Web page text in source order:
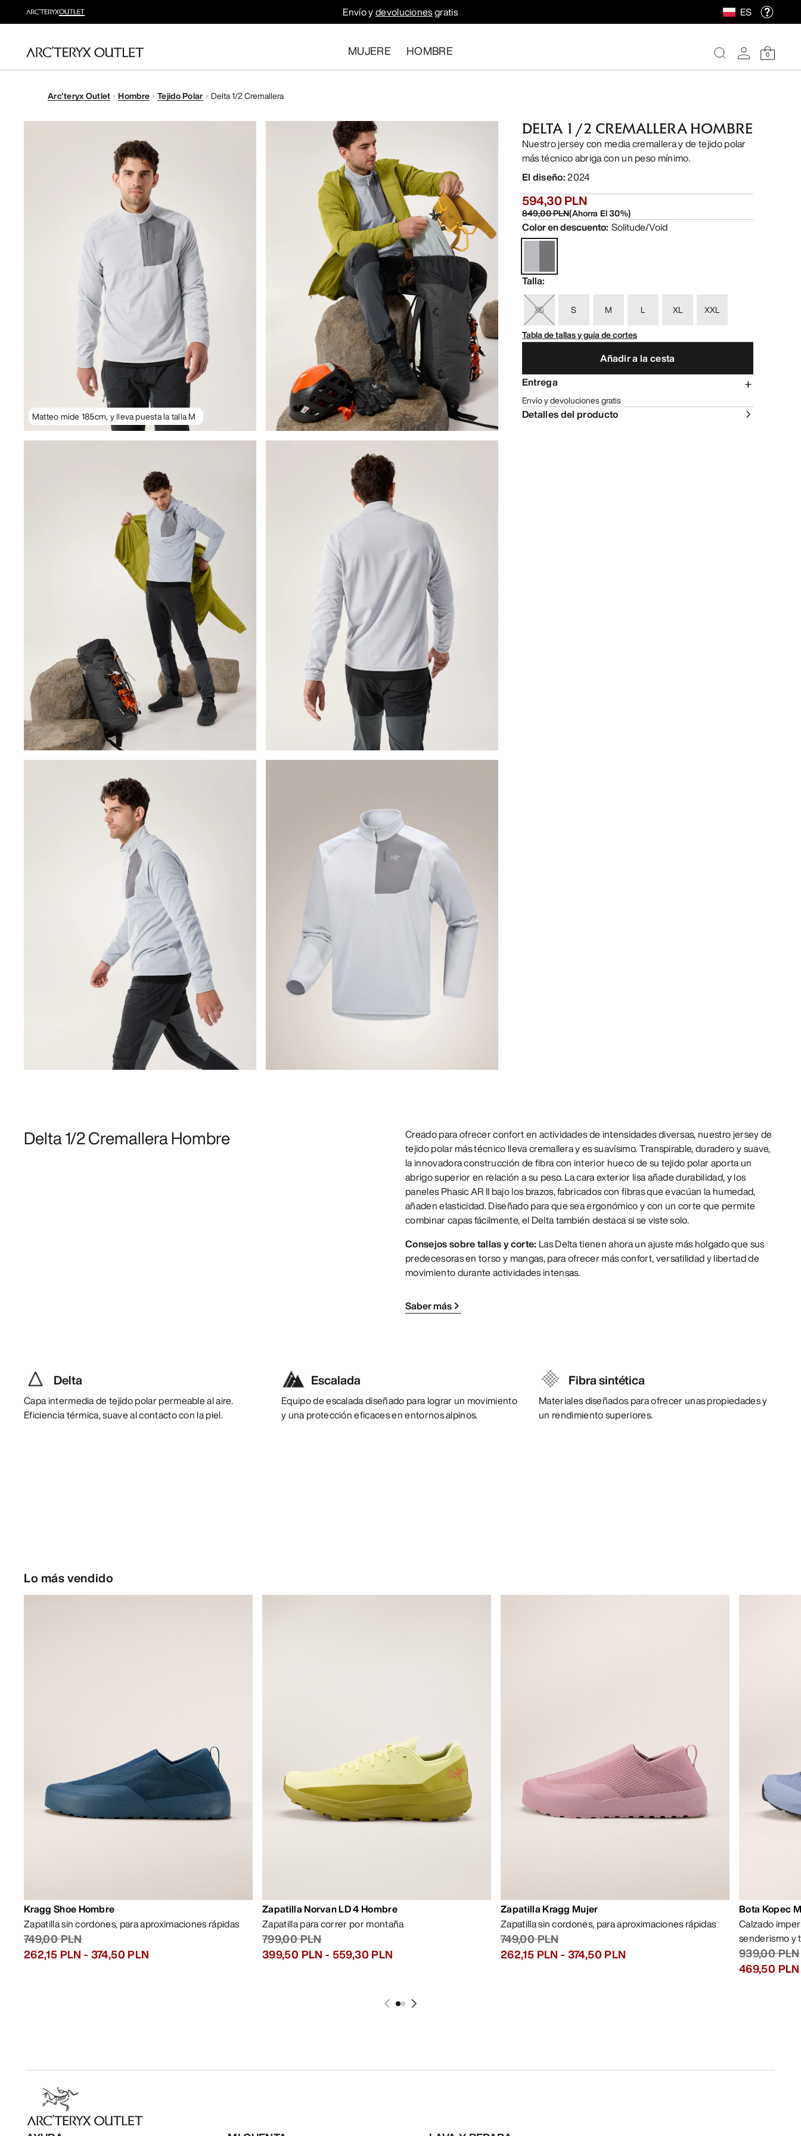
Envío ydevolucionesgratis ES
MUJERE HOMBRE 0
Arc'teryx Outlet Hombre Tejido Polar Delta 1/2 Cremallera
Matteo mide 185cm, y lleva puesta la talla M
DELTA 1/2 CREMALLERA HOMBRE
Nuestro jersey con media cremallera y de tejido polar
más técnico abriga con un peso mínimo.
El diseño:2024
594,30 PLN
849,00 PLN(Ahorra El30%)
Color en descuento: Solitude/Void
Talla:
XS S M L XL
XXL
Tabla de tallas y guía de cortes
Añadir a la cesta
Entrega
Envío y devoluciones gratis
Detalles del producto
Delta 1/2 Cremallera Hombre
Creado para ofrecer confort en actividades de intensidades diversas, nuestro jersey de
tejido polar más técnico lleva cremallera y es suavísimo. Transpirable, duradero y suave,
la innovadora construcción de fibra con interior hueco de su tejido polar aporta un
abrigo superior en relación a su peso. La cara exterior lisa añade durabilidad, y los
paneles Phasic AR II bajo los brazos, fabricados con fibras que evacúan la humedad,
añaden elasticidad. Diseñado para que sea ergonómico y con un corte que permite
combinar capas fácilmente, el Delta también destaca si se viste solo.
Consejos sobre tallas y corte: Las Delta tienen ahora un ajuste más holgado que sus
predecesoras en torso y mangas, para ofrecer más confort, versatilidad y libertad de
movimiento durante actividades intensas.
Saber más
Delta
Capa intermedia de tejido polar permeable al aire.
Eficiencia térmica, suave al contacto con la piel.
Escalada
Equipo de escalada diseñado para lograr un movimiento
y una protección eficaces en entornos alpinos.
Fibra sintética
Materiales diseñados para ofrecer unas propiedades y
un rendimiento superiores.
Lo más vendido
Kragg Shoe Hombre
Zapatilla sin cordones, para aproximaciones rápidas
749,00 PLN
262,15 PLN - 374,50 PLN
Zapatilla Norvan LD 4 Hombre
Zapatilla para correr por montaña
799,00 PLN
399,50 PLN - 559,30 PLN
Zapatilla Kragg Mujer
Zapatilla sin cordones, para aproximaciones rápidas
749,00 PLN
262,15 PLN - 374,50 PLN
Bota Kopec
Calzado
senderismo y
939,00 PLN
469,50 PLN